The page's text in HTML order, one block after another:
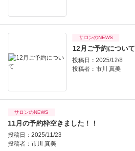
サロンのNEWS
12月ご予約について
投稿日：2025/12/8
投稿者： 市川 真美
サロンのNEWS
11月の予約枠空きました！！
投稿日：2025/11/23
投稿者： 市川 真美